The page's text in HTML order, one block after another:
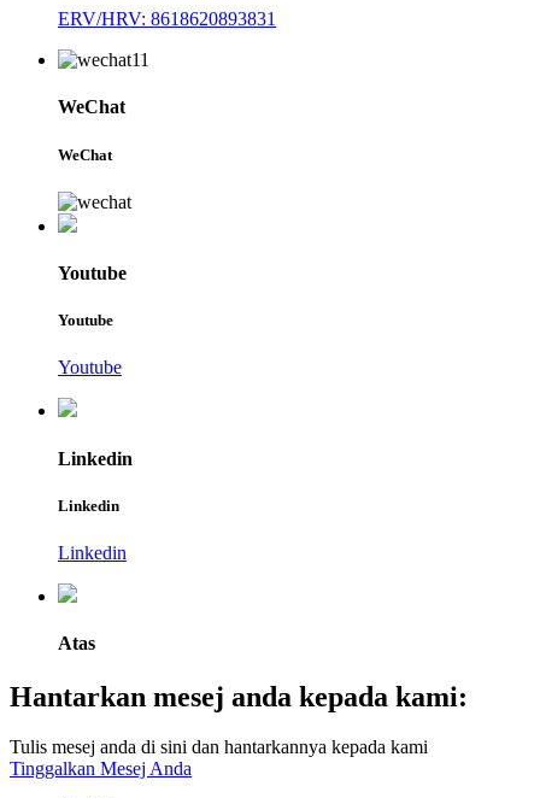
ERV/HRV: 8618620893831
WeChat
WeChat
Youtube
Youtube
Youtube
Linkedin
Linkedin
Linkedin
Atas
Hantarkan mesej anda kepada kami:
Tulis mesej anda di sini dan hantarkannya kepada kami
Tinggalkan Mesej Anda